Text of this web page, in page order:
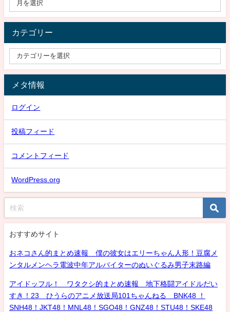
カテゴリー
メタ情報
ログイン
投稿フィード
コメントフィード
WordPress.org
おすすめサイト
おネコさん的まとめ速報 僕の彼女はエリーちゃん人形！豆腐メ
ンタルメンヘラ電波中年アルバイターのぬいぐるみ男子末路編
アイドッフル！ ワタクシ的まとめ速報 地下格闘アイドルだい
すき！23 ひうらのアニメ放送局101ちゃんねる BNK48 ！
SNH48！JKT48！MNL48！SGO48！GNZ48！STU48！SKE48